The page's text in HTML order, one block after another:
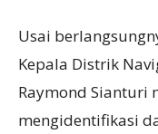
Usai
Kepala Distrik
Raymond Sianturi
mengidentifikasi